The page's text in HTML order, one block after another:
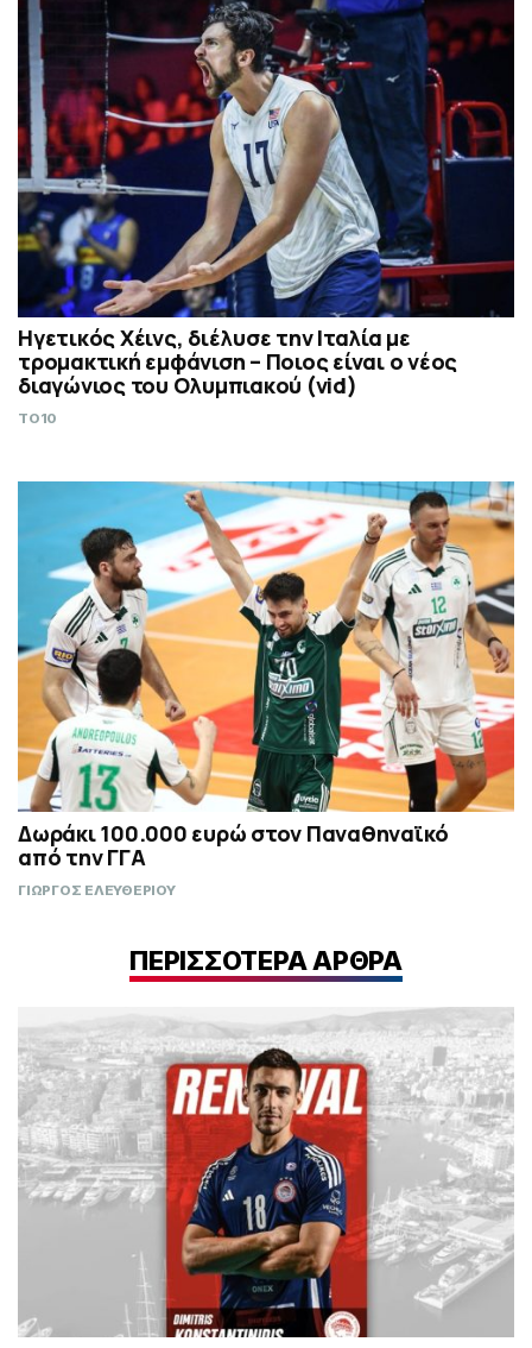
Ηγετικός Χέινς, διέλυσε την Ιταλία με
τρομακτική εμφάνιση – Ποιος είναι ο νέος
διαγώνιος του Ολυμπιακού (vid)
TO10
Δωράκι 100.000 ευρώ στον Παναθηναϊκό
από την ΓΓΑ
ΓΙΩΡΓΟΣ ΕΛΕΥΘΕΡΙΟΥ
ΠΕΡΙΣΣΟΤΕΡΑ ΑΡΘΡΑ